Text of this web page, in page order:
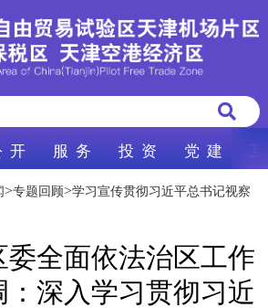
开 服 务 投 资 党 建
>专题回顾>学习宣传贯彻习近平总书记视察
委全面依法治区工作
深入学习贯彻习近